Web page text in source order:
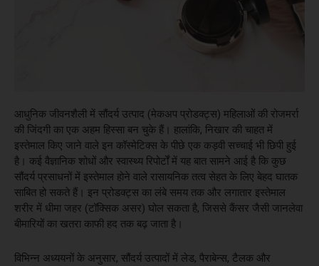
आधुनिक जीवनशैली में सौंदर्य उत्पाद (मेकअप प्रोडक्ट्स) महिलाओं की रोजमर्रा
की जिंदगी का एक अहम हिस्सा बन चुके हैं। हालांकि, निखार की चाहत में
इस्तेमाल किए जाने वाले इन कॉस्मेटिक्स के पीछे एक कड़वी सच्चाई भी छिपी हुई
है। कई वैज्ञानिक शोधों और स्वास्थ्य रिपोर्टों में यह बात सामने आई है कि कुछ
सौंदर्य प्रसाधनों में इस्तेमाल होने वाले रासायनिक तत्व सेहत के लिए बेहद घातक
साबित हो सकते हैं। इन प्रोडक्ट्स का लंबे समय तक और लगातार इस्तेमाल
शरीर में धीमा जहर (टॉक्सिक असर) घोल सकता है, जिससे कैंसर जैसी जानलेवा
बीमारियों का खतरा काफी हद तक बढ़ जाता है।
विभिन्न अध्ययनों के अनुसार, सौंदर्य उत्पादों में लेड, पैराबेन्स, टैलक और